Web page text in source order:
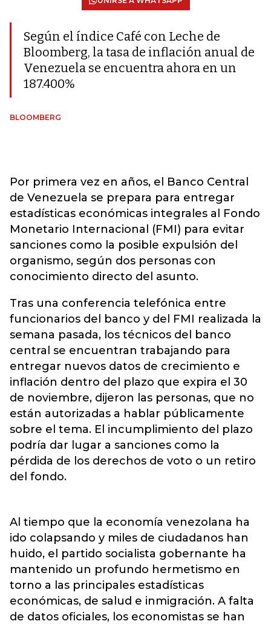
Según el índice Café con Leche de
Bloomberg, la tasa de inflación anual de
Venezuela se encuentra ahora en un
187.400%
BLOOMBERG
Por primera vez en años, el Banco Central
de Venezuela se prepara para entregar
estadísticas económicas integrales al Fondo
Monetario Internacional (FMI) para evitar
sanciones como la posible expulsión del
organismo, según dos personas con
conocimiento directo del asunto.
Tras una conferencia telefónica entre
funcionarios del banco y del FMI realizada la
semana pasada, los técnicos del banco
central se encuentran trabajando para
entregar nuevos datos de crecimiento e
inflación dentro del plazo que expira el 30
de noviembre, dijeron las personas, que no
están autorizadas a hablar públicamente
sobre el tema. El incumplimiento del plazo
podría dar lugar a sanciones como la
pérdida de los derechos de voto o un retiro
del fondo.
Al tiempo que la economía venezolana ha
ido colapsando y miles de ciudadanos han
huido, el partido socialista gobernante ha
mantenido un profundo hermetismo en
torno a las principales estadísticas
económicas, de salud e inmigración. A falta
de datos oficiales, los economistas se han